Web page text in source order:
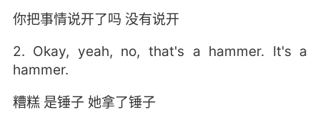
你把事情说开了吗 没有说开
2. Okay, yeah, no, that's a hammer. It's a
hammer.
糟糕 是锤子 她拿了锤子